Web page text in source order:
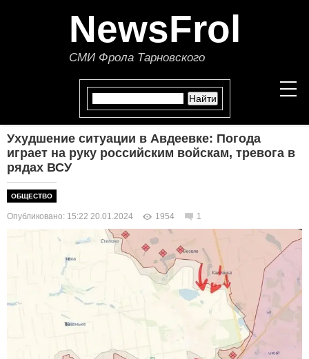
NewsFrol
СМИ Фрола Тарновского
НОВОСТИ
ПОЛИТИКА
ЭКОНОМИКА
В МИРЕ
Ухудшение ситуации в Авдеевке: Погода
играет на руку российским войскам, тревога в
рядах ВСУ
ОБЩЕСТВО
Опубликовано: 15:22 20.01.2024 1954 1